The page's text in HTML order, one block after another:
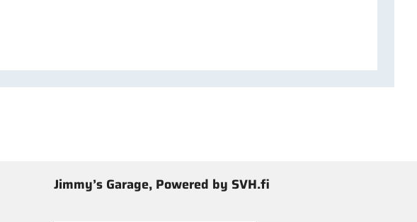
Jimmy’s Garage, Powered by SVH.fi